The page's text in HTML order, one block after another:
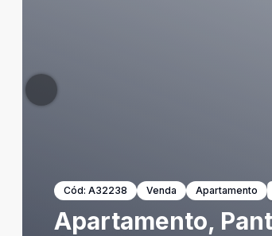
Cód: A32238 Venda Apartamento
Apartamento,